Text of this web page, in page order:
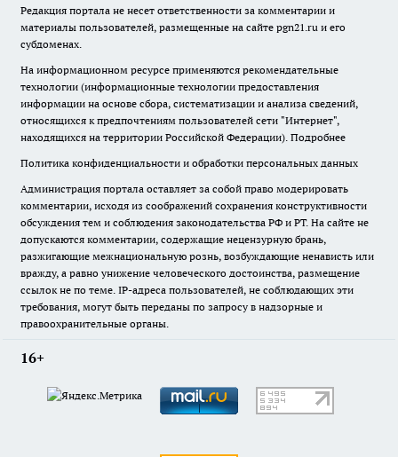
Редакция портала не несет ответственности за комментарии и
материалы пользователей, размещенные на сайте pgn21.ru и его
субдоменах.
На информационном ресурсе применяются рекомендательные
технологии (информационные технологии предоставления
информации на основе сбора, систематизации и анализа сведений,
относящихся к предпочтениям пользователей сети "Интернет",
находящихся на территории Российской Федерации). Подробнее
Политика конфиденциальности и обработки персональных данных
Администрация портала оставляет за собой право модерировать
комментарии, исходя из соображений сохранения конструктивности
обсуждения тем и соблюдения законодательства РФ и РТ. На сайте не
допускаются комментарии, содержащие нецензурную брань,
разжигающие межнациональную рознь, возбуждающие ненависть или
вражду, а равно унижение человеческого достоинства, размещение
ссылок не по теме. IP-адреса пользователей, не соблюдающих эти
требования, могут быть переданы по запросу в надзорные и
правоохранительные органы.
16+